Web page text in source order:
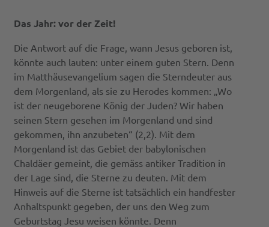
Das Jahr: vor der Zeit!
Die Antwort auf die Frage, wann Jesus geboren ist,
könnte auch lauten: unter einem guten Stern. Denn
im Matthäusevangelium sagen die Sterndeuter aus
dem Morgenland, als sie zu Herodes kommen: „Wo
ist der neugeborene König der Juden? Wir haben
seinen Stern gesehen im Morgenland und sind
gekommen, ihn anzubeten“ (2,2). Mit dem
Morgenland ist das Gebiet der babylonischen
Chaldäer gemeint, die gemäss antiker Tradition in
der Lage sind, die Sterne zu deuten. Mit dem
Hinweis auf die Sterne ist tatsächlich ein handfester
Anhaltspunkt gegeben, der uns den Weg zum
Geburtstag Jesu weisen könnte. Denn